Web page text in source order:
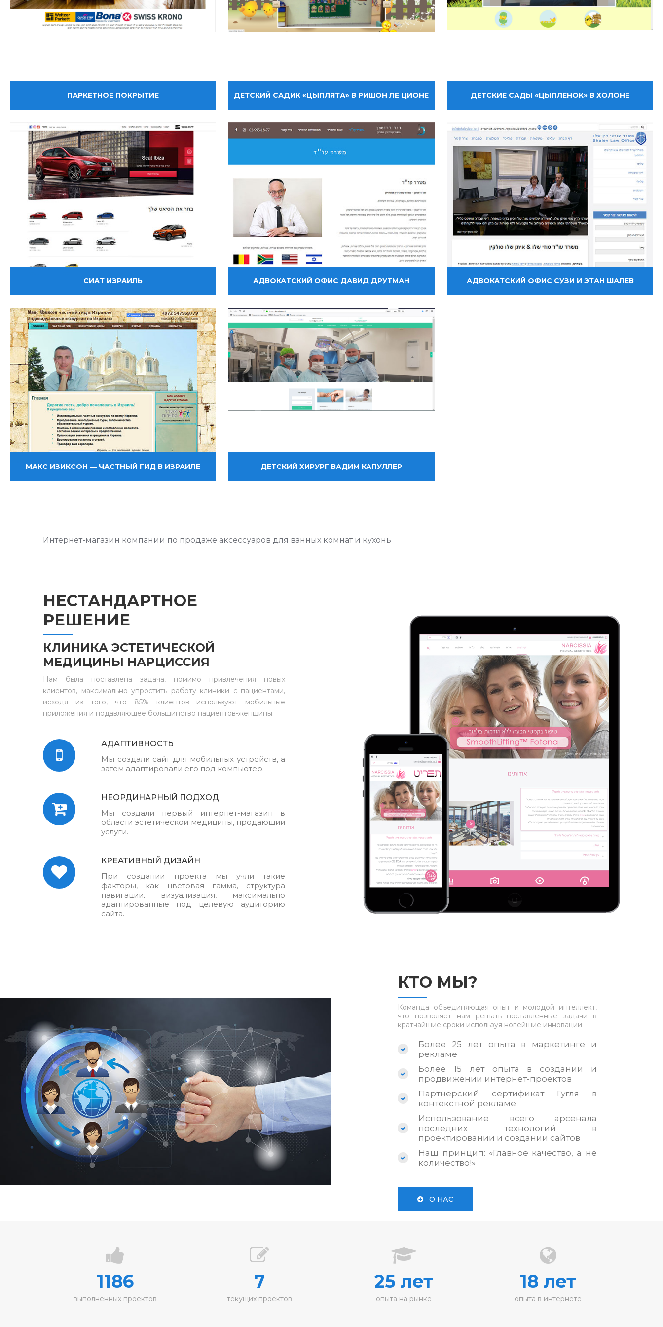
ПАРКЕТНОЕ ПОКРЫТИЕ ДЕТСКИЙ САДИК «ЦЫПЛЯТА» В РИШОН ЛЕ ЦИОНЕ ДЕТСКИЕ САДЫ «ЦЫПЛЕНОК» В ХОЛОНЕ
СИАТ ИЗРАИЛЬ АДВОКАТСКИЙ ОФИС ДАВИД ДРУТМАН АДВОКАТСКИЙ ОФИС СУЗИ И ЭТАН ШАЛЕВ
МАКС ИЗИКСОН — ЧАСТНЫЙ ГИД В ИЗРАИЛЕ ДЕТСКИЙ ХИРУРГ ВАДИМ КАПУЛЛЕР
Интернет-магазин компании по продаже аксессуаров для ванных комнат и кухонь
НЕСТАНДАРТНОЕ
РЕШЕНИЕ
КЛИНИКА ЭСТЕТИЧЕСКОЙ
МЕДИЦИНЫ НАРЦИССИЯ
Нам была поставлена задача, помимо привлечения новых
клиентов, максимально упростить работу клиники с пациентами,
исходя из того, что 85% клиентов используют мобильные
приложения и подавляющее большинство пациентов-женщины.
АДАПТИВНОСТЬ
Мы создали сайт для мобильных устройств, а
затем адаптировали его под компьютер.
НЕОРДИНАРНЫЙ ПОДХОД
Мы создали первый интернет-магазин в
области эстетической медицины, продающий
услуги.
КРЕАТИВНЫЙ ДИЗАЙН
При создании проекта мы учли такие
факторы, как цветовая гамма, структура
навигации, визуализация, максимально
адаптированные под целевую аудиторию
сайта.
КТО МЫ?
Команда объединяющая опыт и молодой интеллект,
что позволяет нам решать поставленные задачи в
кратчайшие сроки используя новейшие инновации.
Более 25 лет опыта в маркетинге и
рекламе
Более 15 лет опыта в создании и
продвижении интернет-проектов
Партнёрский сертификат Гугля в
контекстной рекламе
Использование всего арсенала
последних технологий в
проектировании и создании сайтов
Наш принцип: «Главное качество, а не
количество!»
О НАС
1186
выполненных проектов
7
текущих проектов
25 лет
опыта на рынке
18 лет
опыта в интернете